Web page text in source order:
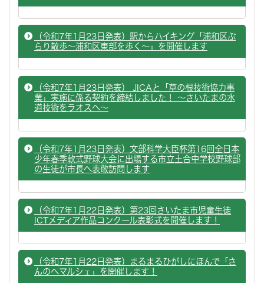
（令和7年1月23日発表）駅からハイキング「浦和区ぶ
らり散歩～浦和区東部を歩く～」を開催します
（令和7年1月23日発表） JICAと「草の根技術協力事
業」実施に係る契約を締結しました！ ～さいたまの水
道技術をラオスへ～
（令和7年1月23日発表）文部科学大臣杯第16回全日本
少年春季軟式野球大会に出場する市立土合中学校野球部
の生徒が市長へ表敬訪問します
（令和7年1月22日発表）第23回さいたま市児童生徒
ICTメディア作品コンクール表彰式を開催します！
（令和7年1月22日発表）まるまるひがしにほんで「さ
んのへマルシェ」を開催します！